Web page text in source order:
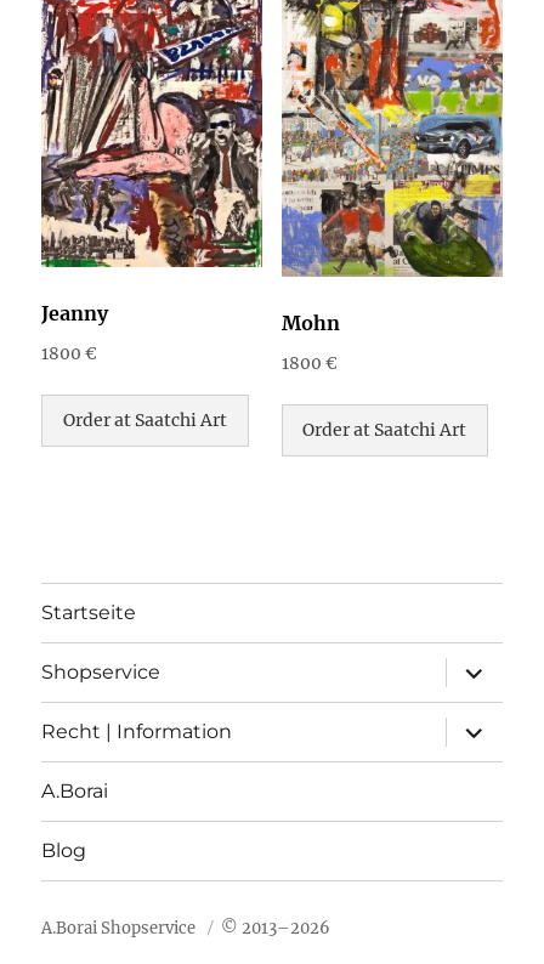
Jeanny
1800€
Order at Saatchi Art
Mohn
1800 €
Order at Saatchi Art
Startseite
Shopservice
öffnen
Recht | Information
öffnen
A.Borai
Blog
A.Borai Shopservice © 2013–2026